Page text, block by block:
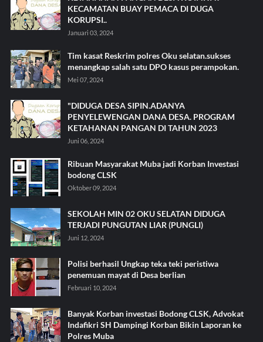
KECAMATAN BUAY PEMACA DI DUGA
KORUPSI..
Januari 03, 2024
Tim kasat Reskrim polres Oku selatan.sukses
menangkap salah satu DPO kasus perampokan.
Mei 07, 2024
"DIDUGA DESA SIPIN.ADANYA
PENYELEWENGAN DANA DESA. PROGRAM
KETAHANAN PANGAN DI TAHUN 2023
Juni 06, 2024
Ribuan Masyarakat Muba jadi Korban Investasi
bodong CLSK
Oktober 09, 2024
SEKOLAH MIN 02 OKU SELATAN DIDUGA
TERJADI PUNGUTAN LIAR (PUNGLI)
Juni 12, 2024
Polisi berhasil Ungkap teka teki peristiwa
penemuan mayat di Desa berlian
Februari 10, 2024
Banyak Korban investasi Bodong CLSK, Advokat
Indafikri SH Dampingi Korban Bikin Laporan ke
Polres Muba